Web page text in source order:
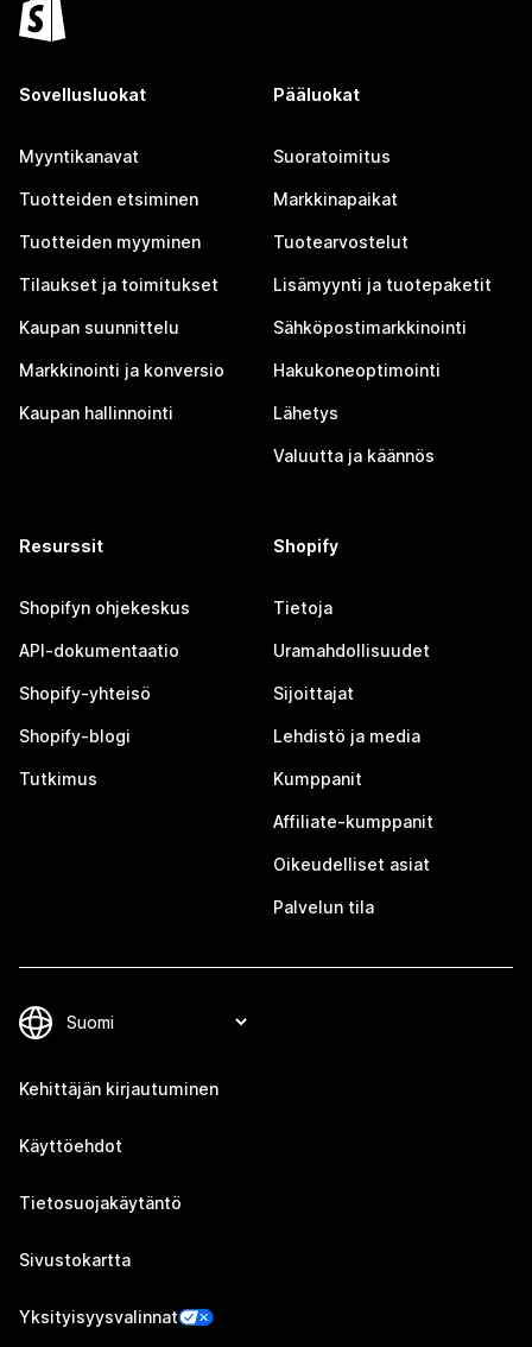
Sovellusluokat
Myyntikanavat
Tuotteiden etsiminen
Tuotteiden myyminen
Tilaukset ja toimitukset
Kaupan suunnittelu
Markkinointi ja konversio
Kaupan hallinnointi
Pääluokat
Suoratoimitus
Markkinapaikat
Tuotearvostelut
Lisämyynti ja tuotepaketit
Sähköpostimarkkinointi
Hakukoneoptimointi
Lähetys
Valuutta ja käännös
Resurssit
Shopifyn ohjekeskus
API-dokumentaatio
Shopify-yhteisö
Shopify-blogi
Tutkimus
Shopify
Tietoja
Uramahdollisuudet
Sijoittajat
Lehdistö ja media
Kumppanit
Affiliate-kumppanit
Oikeudelliset asiat
Palvelun tila
Kehittäjän kirjautuminen
Käyttöehdot
Tietosuojakäytäntö
Sivustokartta
Yksityisyysvalinnat